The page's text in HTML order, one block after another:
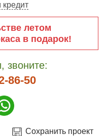
кредит
летом
в подарок!
звоните:
86-50
Сохранить проект